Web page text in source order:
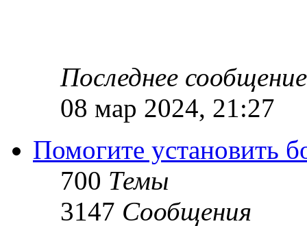
Последнее сообщение
08 мар 2024, 21:27
Помогите установить
700 Темы
3147 Сообщения